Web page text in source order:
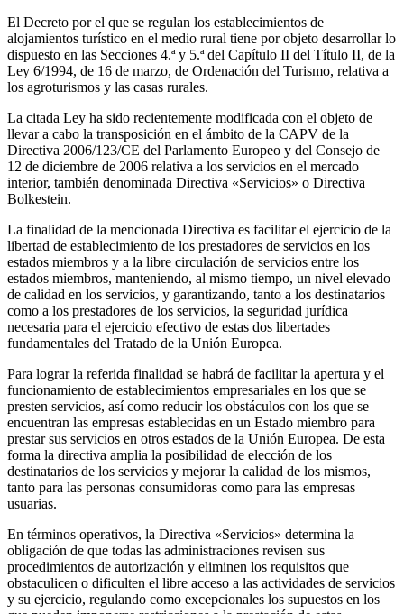
El Decreto por el que se regulan los establecimientos de
alojamientos turístico en el medio rural tiene por objeto desarrollar lo
dispuesto en las Secciones 4.ª y 5.ª del Capítulo II del Título II, de la
Ley 6/1994, de 16 de marzo, de Ordenación del Turismo, relativa a
los agroturismos y las casas rurales.
La citada Ley ha sido recientemente modificada con el objeto de
llevar a cabo la transposición en el ámbito de la CAPV de la
Directiva 2006/123/CE del Parlamento Europeo y del Consejo de
12 de diciembre de 2006 relativa a los servicios en el mercado
interior, también denominada Directiva «Servicios» o Directiva
Bolkestein.
La finalidad de la mencionada Directiva es facilitar el ejercicio de la
libertad de establecimiento de los prestadores de servicios en los
estados miembros y a la libre circulación de servicios entre los
estados miembros, manteniendo, al mismo tiempo, un nivel elevado
de calidad en los servicios, y garantizando, tanto a los destinatarios
como a los prestadores de los servicios, la seguridad jurídica
necesaria para el ejercicio efectivo de estas dos libertades
fundamentales del Tratado de la Unión Europea.
Para lograr la referida finalidad se habrá de facilitar la apertura y el
funcionamiento de establecimientos empresariales en los que se
presten servicios, así como reducir los obstáculos con los que se
encuentran las empresas establecidas en un Estado miembro para
prestar sus servicios en otros estados de la Unión Europea. De esta
forma la directiva amplia la posibilidad de elección de los
destinatarios de los servicios y mejorar la calidad de los mismos,
tanto para las personas consumidoras como para las empresas
usuarias.
En términos operativos, la Directiva «Servicios» determina la
obligación de que todas las administraciones revisen sus
procedimientos de autorización y eliminen los requisitos que
obstaculicen o dificulten el libre acceso a las actividades de servicios
y su ejercicio, regulando como excepcionales los supuestos en los